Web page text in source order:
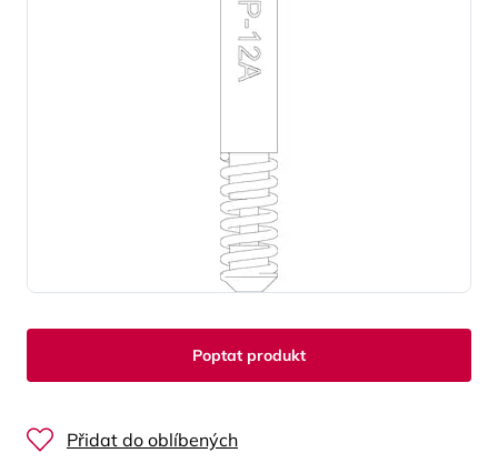
Poptat produkt
Přidat do oblíbených